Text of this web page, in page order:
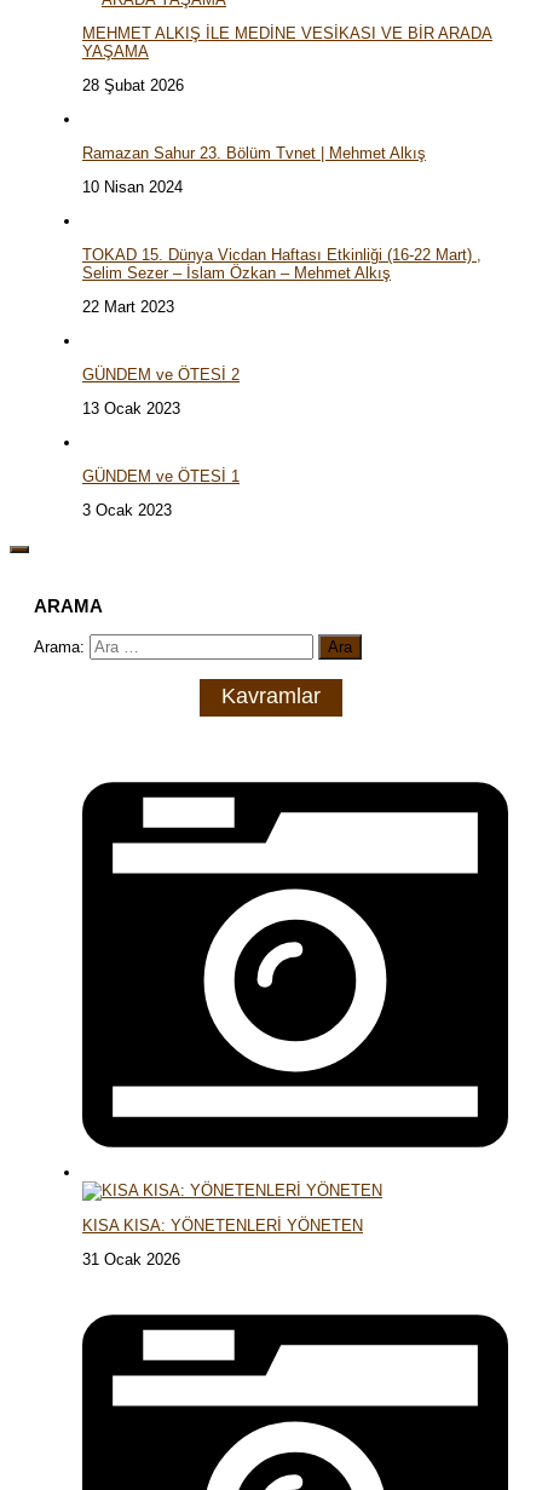
MEHMET ALKIŞ İLE MEDİNE VESİKASI VE BİR ARADA
YAŞAMA
28 Şubat 2026
Ramazan Sahur 23. Bölüm Tvnet | Mehmet Alkış
10 Nisan 2024
TOKAD 15. Dünya Vicdan Haftası Etkinliği (16-22 Mart) ,
Selim Sezer – İslam Özkan – Mehmet Alkış
22 Mart 2023
GÜNDEM ve ÖTESİ 2
13 Ocak 2023
GÜNDEM ve ÖTESİ 1
3 Ocak 2023
ARAMA
Arama:
Kavramlar
KISA KISA: YÖNETENLERİ YÖNETEN
31 Ocak 2026